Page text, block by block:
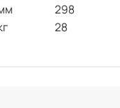
298
28